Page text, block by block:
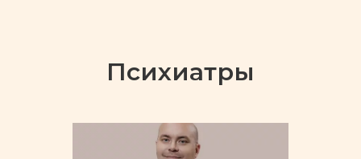
Психиатры